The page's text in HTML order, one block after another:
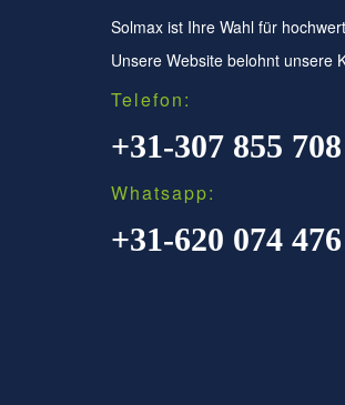
Solmax ist Ihre Wahl für
Unsere Website belohnt unsere
Telefon:
+31-307 855 708
Whatsapp:
+31-620 074 476